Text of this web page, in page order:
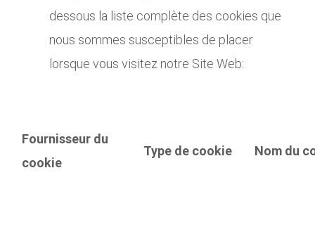
dessous la liste complète des cookies que
nous sommes susceptibles de placer
lorsque vous visitez notre Site Web:
Fournisseur du
cookie
Type de cookie Nom du